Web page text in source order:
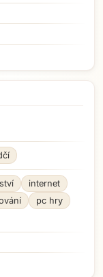
internet
pc hry